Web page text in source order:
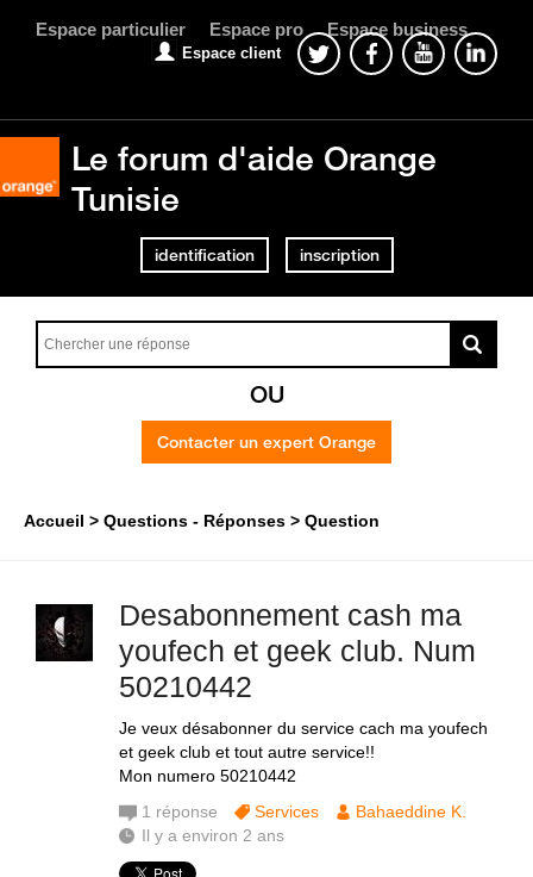
Espace particulier Espace pro Espace business
Espace client
Le forum d'aide Orange
Tunisie
identification inscription
OU
Contacter un expert Orange
Accueil Questions - Réponses Question
Desabonnement cash ma
youfech et geek club. Num
50210442
Je veux désabonner du service cach ma youfech
et geek club et tout autre service!!
Mon numero 50210442
1 réponse Services
Bahaeddine K.
Il y a environ 2 ans